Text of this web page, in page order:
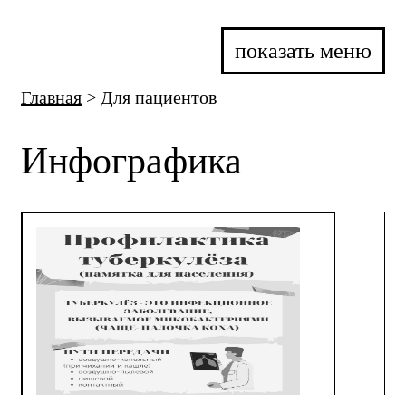
показать меню
Главная > Для пациентов
Инфографика